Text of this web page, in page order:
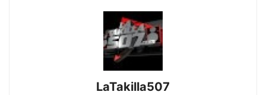
LaTakilla507